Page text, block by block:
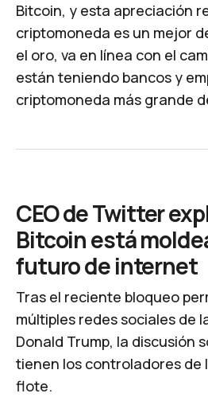
Bitcoin, y esta apreciación
criptomoneda es un mejor
el oro, va en línea con el
están teniendo bancos y
criptomoneda más grande
​CEO de Twitter
Bitcoin está
futuro de internet
Tras el reciente bloqueo
múltiples redes sociales de
Donald Trump, la discusión
tienen los controladores de
flote.